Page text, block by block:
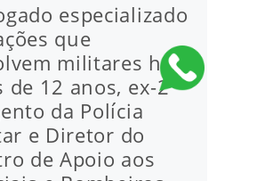
especializado
que
militares há
de 12 anos, ex-2º
da Polícia
e Diretor do
de Apoio aos